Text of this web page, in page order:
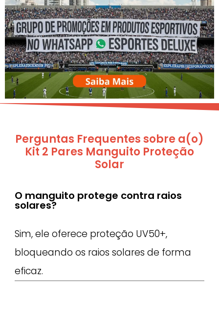
Perguntas Frequentes sobre a(o)
Kit 2 Pares Manguito Proteção
Solar
O manguito protege contra raios
solares?
Sim, ele oferece proteção UV50+,
bloqueando os raios solares de forma
eficaz.